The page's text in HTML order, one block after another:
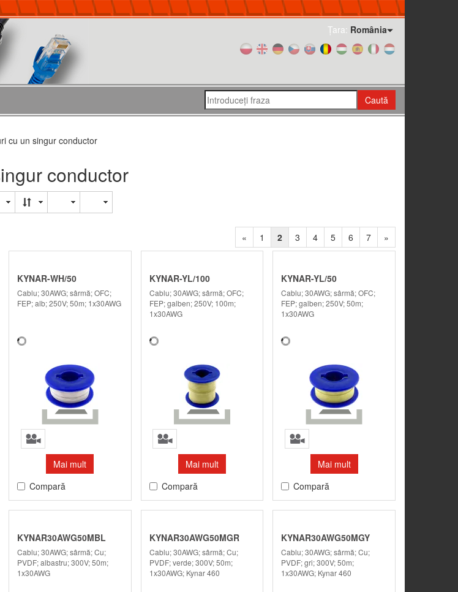
Țara: România
Caută
cu un singur conductor
conductor
« 1 2 3 4 5 6 7 »
KYNAR-WH/50
Cablu; 30AWG; sârmă; OFC;
FEP; alb; 250V; 50m; 1x30AWG
Mai mult
Compară
KYNAR-YL/100
Cablu; 30AWG; sârmă; OFC;
FEP; galben; 250V; 100m;
1x30AWG
Mai mult
Compară
KYNAR-YL/50
Cablu; 30AWG; sârmă; OFC;
FEP; galben; 250V; 50m;
1x30AWG
Mai mult
Compară
KYNAR30AWG50MBL
Cablu; 30AWG; sârmă; Cu;
PVDF; albastru; 300V; 50m;
1x30AWG
KYNAR30AWG50MGR
Cablu; 30AWG; sârmă; Cu;
PVDF; verde; 300V; 50m;
1x30AWG; Kynar 460
KYNAR30AWG50MGY
Cablu; 30AWG; sârmă; Cu;
PVDF; gri; 300V; 50m;
1x30AWG; Kynar 460